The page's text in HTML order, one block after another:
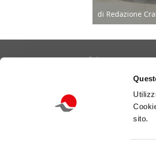
sito.
di Redazione
Gallery